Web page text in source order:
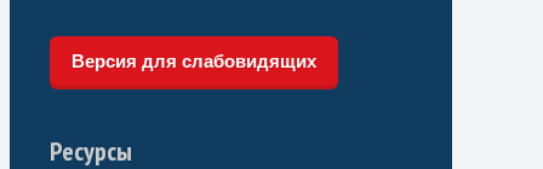
Версия для слабовидящих
Ресурсы